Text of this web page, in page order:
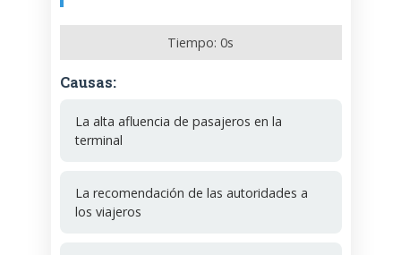
Tiempo: 0s
Causas:
La alta afluencia de pasajeros en la
terminal
La recomendación de las autoridades a
los viajeros